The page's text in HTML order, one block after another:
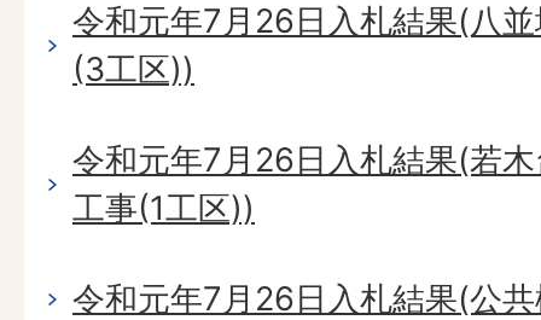
令和元年7月26日入札結果(八
(3工区))
令和元年7月26日入札結果(若
工事(1工区))
令和元年7月26日入札結果(公